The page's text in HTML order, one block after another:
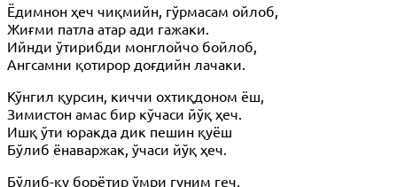
Ёдимнон ҳеч чиқмийн, гўрмасам ойлоб,
Жиғми патла атар ади гажаки.
Ийнди ўтирибди монглойчо бойлоб,
Ангсамни қотирор доғдийн лачаки.
Кўнгил қурсин, киччи охтиқдоном ёш,
Зимистон амас бир кўчаси йўқ ҳеч.
Ишқ ўти юракда дик пешин қуёш
Бўлиб ёнаваржак, ўчаси йўқ ҳеч.
Бўлиб-қу борётир ўмри гуним геч,